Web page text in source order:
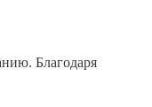
Благодаря